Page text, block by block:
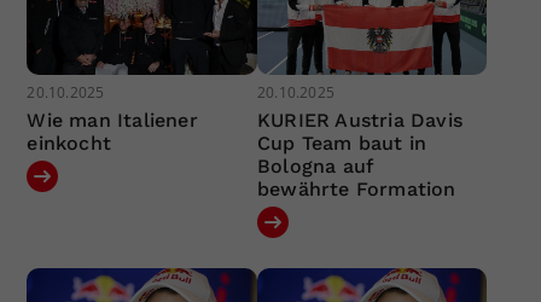
20.10.2025
Wie man Italiener
einkocht
20.10.2025
KURIER Austria Davis
Cup Team baut in
Bologna auf
bewährte Formation